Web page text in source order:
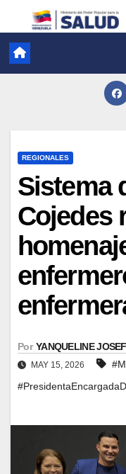
REGIONALES
Sistema
Cojedes
Por YANQUELINE
MAY 15, 2026